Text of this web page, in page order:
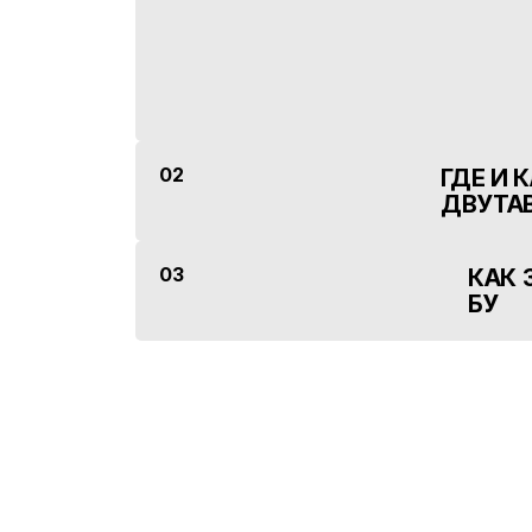
02
ГДЕ И
03
КАК
БУ